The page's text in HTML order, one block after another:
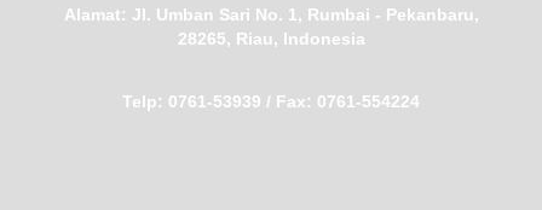
Alamat: Jl. Umban Sari No. 1, Rumbai - Pekanbaru,
28265, Riau, Indonesia
Telp: 0761-53939 / Fax: 0761-554224